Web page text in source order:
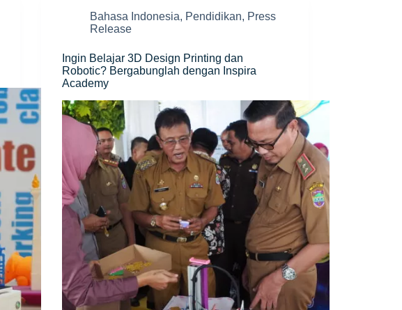
Bahasa Indonesia, Pendidikan, Press
Release
Ingin Belajar 3D Design Printing dan
Robotic? Bergabunglah dengan Inspira
Academy